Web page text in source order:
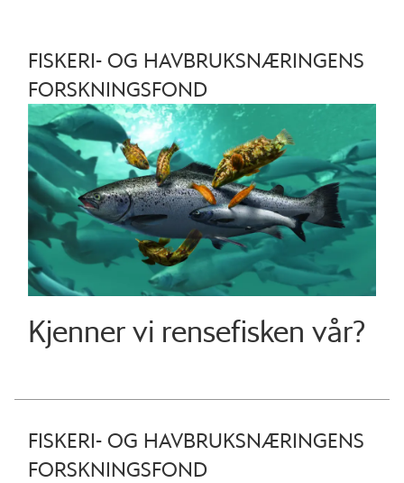
FISKERI- OG HAVBRUKSNÆRINGENS
FORSKNINGSFOND
Kjenner vi rensefisken vår?
FISKERI- OG HAVBRUKSNÆRINGENS
FORSKNINGSFOND